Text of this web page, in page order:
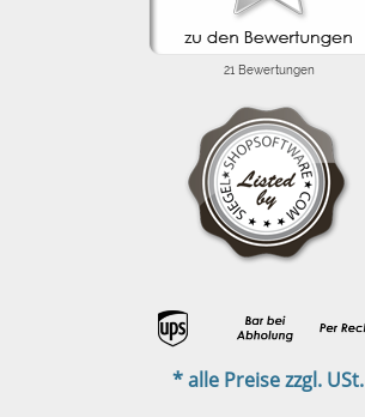
* alle Preise zzgl. USt.